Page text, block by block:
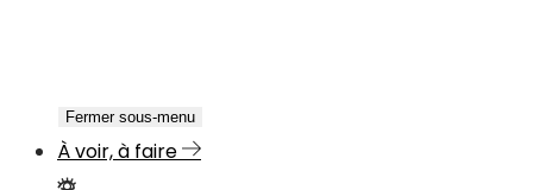
Fermer sous-menu
À voir, à faire